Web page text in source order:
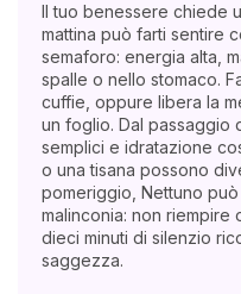
Il tuo benessere chiede
mattina può farti sentire
semaforo: energia alta,
spalle o nello stomaco.
cuffie, oppure libera la
un foglio. Dal passaggio
semplici e idratazione
o una tisana possono
pomeriggio, Nettuno
malinconia: non riempire
dieci minuti di silenzio
saggezza.